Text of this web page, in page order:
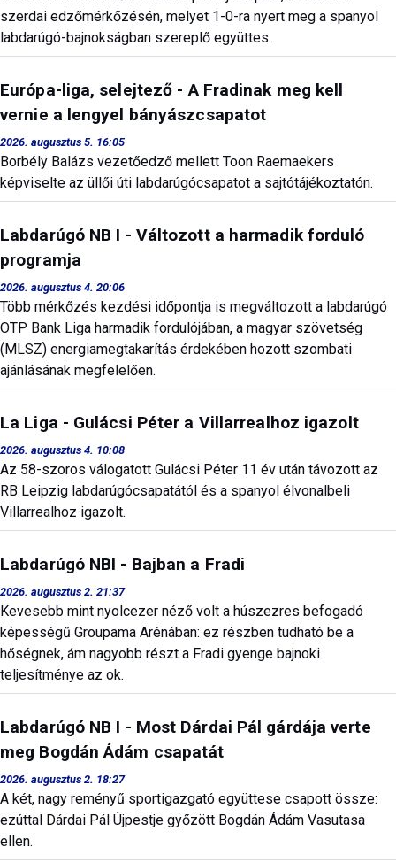
szerdai edzőmérkőzésén, melyet 1-0-ra nyert meg a spanyol
labdarúgó-bajnokságban szereplő együttes.
Európa-liga, selejtező - A Fradinak meg kell
vernie a lengyel bányászcsapatot
2026. augusztus 5. 16:05
Borbély Balázs vezetőedző mellett Toon Raemaekers
képviselte az üllői úti labdarúgócsapatot a sajtótájékoztatón.
Labdarúgó NB I - Változott a harmadik forduló
programja
2026. augusztus 4. 20:06
Több mérkőzés kezdési időpontja is megváltozott a labdarúgó
OTP Bank Liga harmadik fordulójában, a magyar szövetség
(MLSZ) energiamegtakarítás érdekében hozott szombati
ajánlásának megfelelően.
La Liga - Gulácsi Péter a Villarrealhoz igazolt
2026. augusztus 4. 10:08
Az 58-szoros válogatott Gulácsi Péter 11 év után távozott az
RB Leipzig labdarúgócsapatától és a spanyol élvonalbeli
Villarrealhoz igazolt.
Labdarúgó NBI - Bajban a Fradi
2026. augusztus 2. 21:37
Kevesebb mint nyolcezer néző volt a húszezres befogadó
képességű Groupama Arénában: ez részben tudható be a
hőségnek, ám nagyobb részt a Fradi gyenge bajnoki
teljesítménye az ok.
Labdarúgó NB I - Most Dárdai Pál gárdája verte
meg Bogdán Ádám csapatát
2026. augusztus 2. 18:27
A két, nagy reményű sportigazgató együttese csapott össze:
ezúttal Dárdai Pál Újpestje győzött Bogdán Ádám Vasutasa
ellen.